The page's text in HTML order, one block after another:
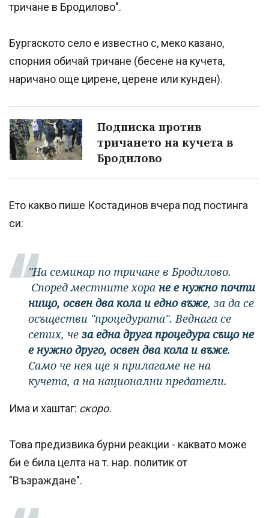
тричане в Бродилово".
Бургаското село е известно с, меко казано,
спорния обичай тричане (бесене на кучета,
наричано още цирене, церене или кунден).
Подписка против
тричането на кучета в
Бродилово
Ето какво пише Костадинов вчера под постинга
си:
"На семинар по тричане в Бродилово.
Според местните хора не е нужно почти
нищо, освен два кола и едно въже, за да се
осъществи "процедурата". Веднага се
сетих, че за една друга процедура също не
е нужно друго, освен два кола и въже.
Само че нея ще я прилагаме не на
кучета, а на национални предатели.
Има и хаштаг: скоро.
Това предизвика бурни реакции - каквато може
би е била целта на т. нар. политик от
"Възраждане".